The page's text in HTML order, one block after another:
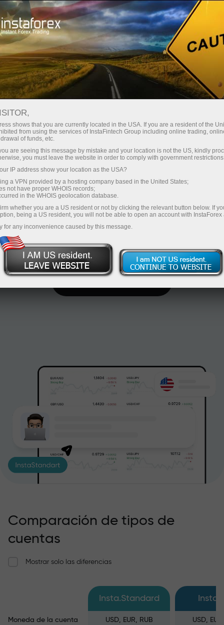
Para Operadores Tipos de Cuentas
Tipos de cuentas de
trading
Cada tipo de cuenta ofrecida por InstaForex
sirve como una herramienta versátil para los
traders que operan en los mercados financieros
internacionales. Independientemente del tipo de
cuenta elegido, tendrás acceso a todos los
símbolos de trading disponibles al trabajar con
InstaForex.
Comparación de tipos de
cuentas
Mostrar solo las diferencias
Moneda de la cuenta
Insta.Standard
USD, EUR, RUB USD,
shows that you are currently located in the USA. If you are a resident of the
from using the services of InstaFintech Group including online trading,
of funds, etc.
are seeing this message by mistake and your location is not the US, kindly
you must leave the website in order to comply with government
IP address show your location as the USA?
a VPN provided by a hosting company based in the United States;
not have proper WHOIS records;
in the WHOIS geolocation database.
whether you are a US resident or not by clicking the relevant button below. If
being a US resident, you will not be able to open an account with InstaForex
for any inconvenience caused by this message.